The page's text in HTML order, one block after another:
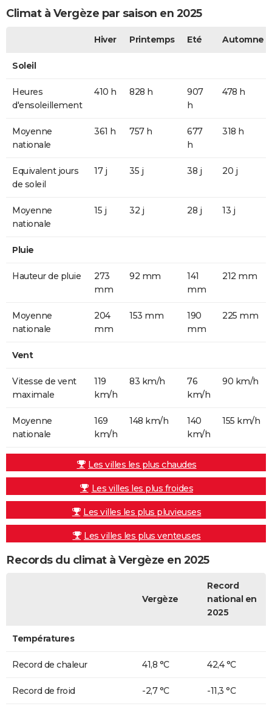
Climat à Vergèze par saison en 2025
Hiver Printemps Eté Automne
Soleil
Heures
d'ensoleillement
410 h 828 h
907
h
478 h
Moyenne
nationale
361 h 757 h
677
h
318 h
Equivalent jours
de soleil
17 j 35 j 38 j 20 j
Moyenne
nationale
15 j 32 j 28 j 13 j
Pluie
Hauteur de pluie
273
mm
92 mm
141
mm
212 mm
Moyenne
nationale
204
mm
153 mm
190
mm
225 mm
Vent
Vitesse de vent
maximale
119
km/h
83 km/h
76
km/h
90 km/h
Moyenne
nationale
169
km/h
148 km/h
140
km/h
155 km/h
Les villes les plus chaudes
Les villes les plus froides
Les villes les plus pluvieuses
Les villes les plus venteuses
Records du climat à Vergèze en 2025
Vergèze
Record
national en
2025
Températures
Record de chaleur 41,8 °C 42,4 °C
Record de froid -2,7 °C -11,3 °C